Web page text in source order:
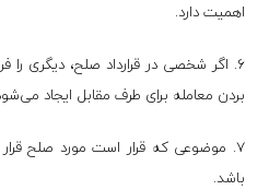
اهمیت دارد.
۶. اگر شخصی در قرارداد صلح، دیگری
بردن معامله برای طرف مقابل ایجاد
۷. موضوعی که قرار است مورد صلح
باشد.